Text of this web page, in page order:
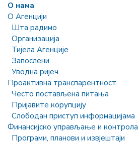
О нама
О Агенцији
Шта радимо
Организација
Тијела Агенције
Запослени
Уводна ријеч
Проактивна транспарентност
Често постављена питања
Пријавите корупцију
Слободан приступ информацијама
Финансијско управљање и контрола
Програми, планови и извјештаји